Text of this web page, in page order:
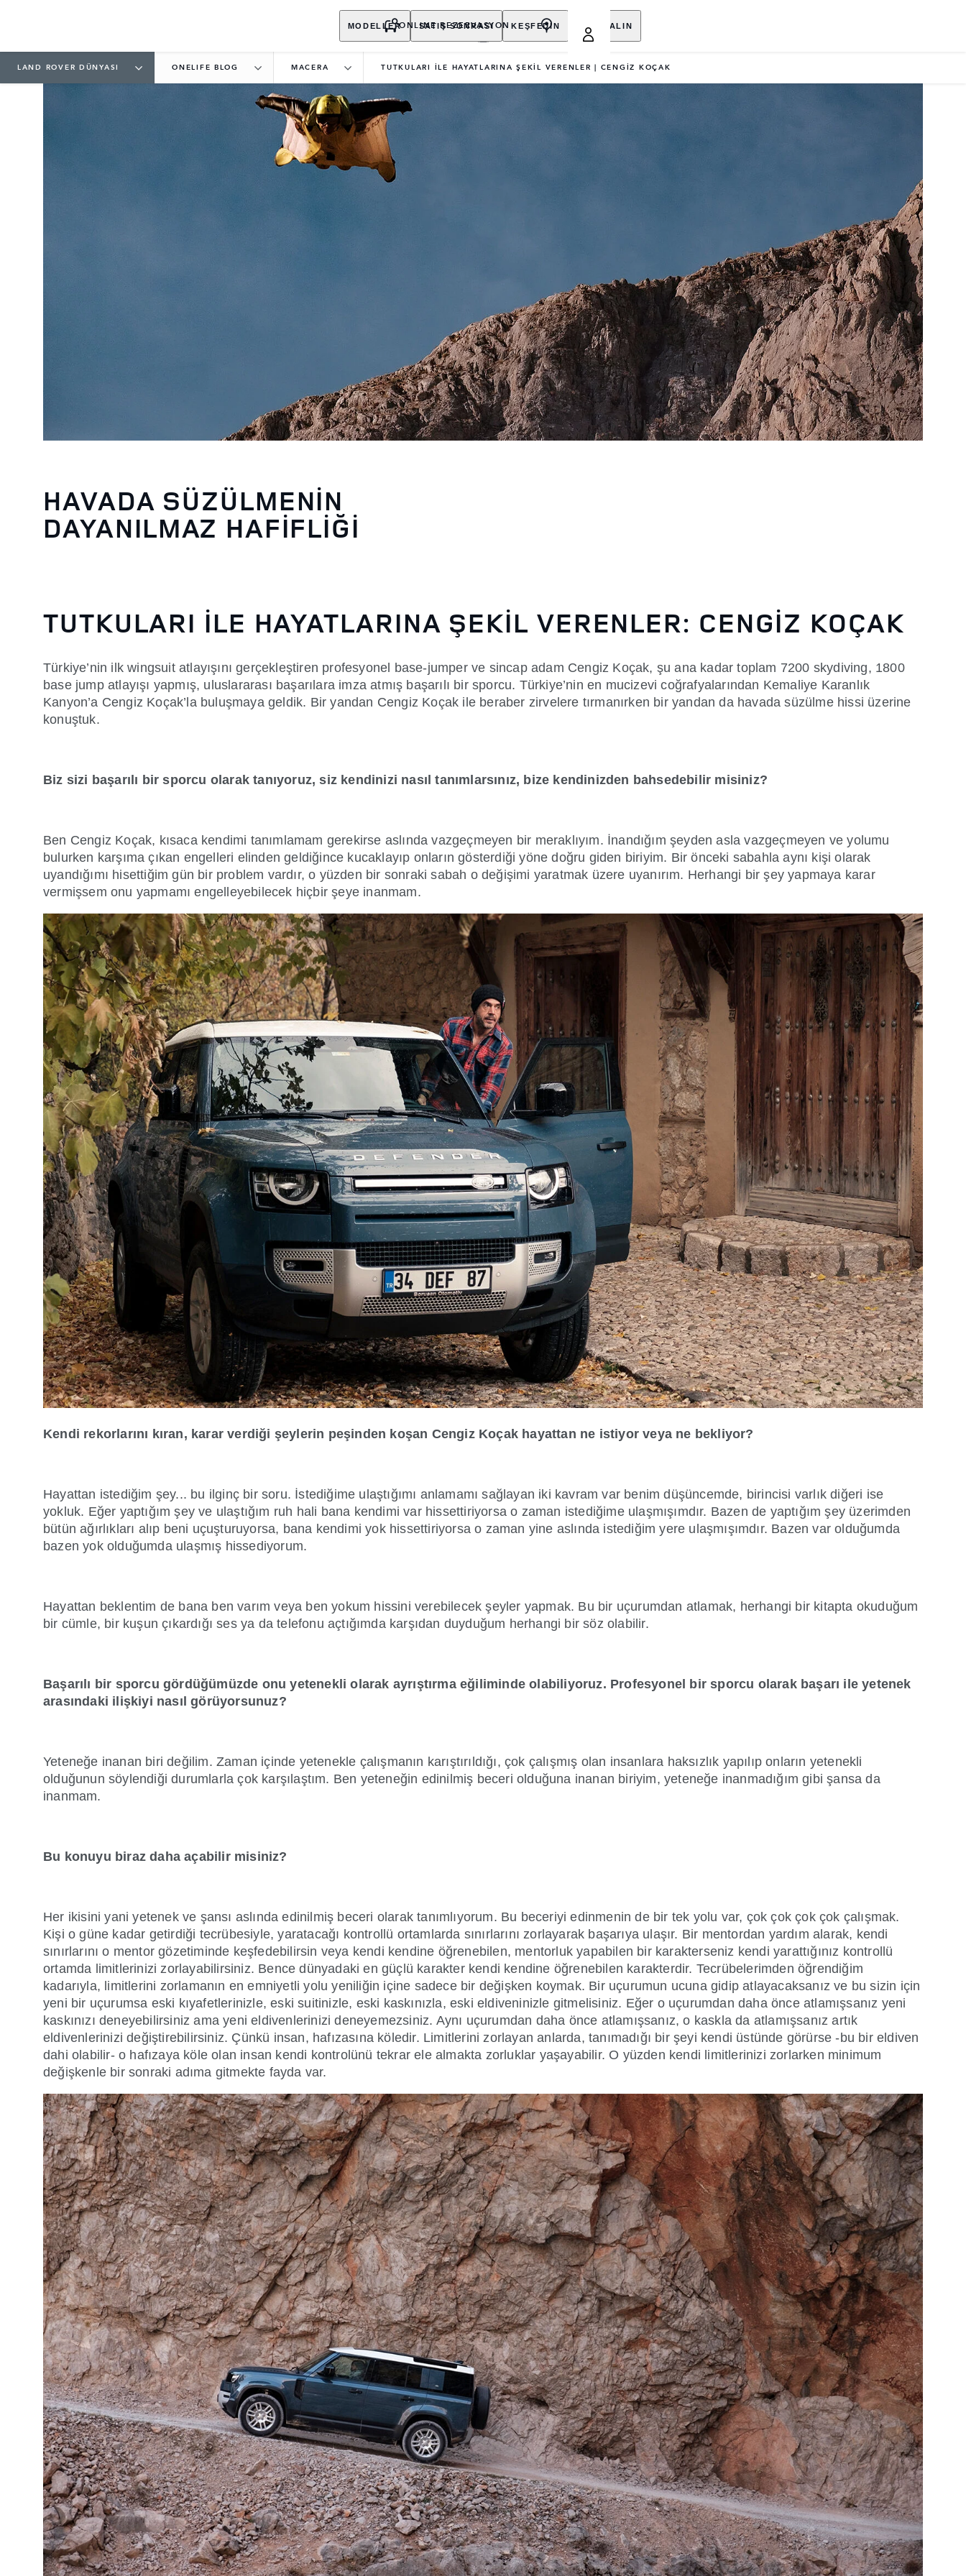
MODELLER SATIŞ SONRASI KEŞFEDİN SATIN ALIN
ONLINE REZERVASYON
LAND ROVER DÜNYASI ONELIFE BLOG MACERA TUTKULARI İLE HAYATLARINA ŞEKİL VERENLER | CENGİZ KOÇAK
HAVADA SÜZÜLMENİN
DAYANILMAZ HAFİFLİĞİ
TUTKULARI İLE HAYATLARINA ŞEKİL VERENLER: CENGİZ KOÇAK
Türkiye’nin ilk wingsuit atlayışını gerçekleştiren profesyonel base-jumper ve sincap adam Cengiz Koçak, şu ana kadar toplam 7200 skydiving, 1800
base jump atlayışı yapmış, uluslararası başarılara imza atmış başarılı bir sporcu. Türkiye’nin en mucizevi coğrafyalarından Kemaliye Karanlık
Kanyon’a Cengiz Koçak’la buluşmaya geldik. Bir yandan Cengiz Koçak ile beraber zirvelere tırmanırken bir yandan da havada süzülme hissi üzerine
konuştuk.
Biz sizi başarılı bir sporcu olarak tanıyoruz, siz kendinizi nasıl tanımlarsınız, bize kendinizden bahsedebilir misiniz?
Ben Cengiz Koçak, kısaca kendimi tanımlamam gerekirse aslında vazgeçmeyen bir meraklıyım. İnandığım şeyden asla vazgeçmeyen ve yolumu
bulurken karşıma çıkan engelleri elinden geldiğince kucaklayıp onların gösterdiği yöne doğru giden biriyim. Bir önceki sabahla aynı kişi olarak
uyandığımı hisettiğim gün bir problem vardır, o yüzden bir sonraki sabah o değişimi yaratmak üzere uyanırım. Herhangi bir şey yapmaya karar
vermişsem onu yapmamı engelleyebilecek hiçbir şeye inanmam.
Kendi rekorlarını kıran, karar verdiği şeylerin peşinden koşan Cengiz Koçak hayattan ne istiyor veya ne bekliyor?
Hayattan istediğim şey... bu ilginç bir soru. İstediğime ulaştığımı anlamamı sağlayan iki kavram var benim düşüncemde, birincisi varlık diğeri ise
yokluk. Eğer yaptığım şey ve ulaştığım ruh hali bana kendimi var hissettiriyorsa o zaman istediğime ulaşmışımdır. Bazen de yaptığım şey üzerimden
bütün ağırlıkları alıp beni uçuşturuyorsa, bana kendimi yok hissettiriyorsa o zaman yine aslında istediğim yere ulaşmışımdır. Bazen var olduğumda
bazen yok olduğumda ulaşmış hissediyorum.
Hayattan beklentim de bana ben varım veya ben yokum hissini verebilecek şeyler yapmak. Bu bir uçurumdan atlamak, herhangi bir kitapta okuduğum
bir cümle, bir kuşun çıkardığı ses ya da telefonu açtığımda karşıdan duyduğum herhangi bir söz olabilir.
Başarılı bir sporcu gördüğümüzde onu yetenekli olarak ayrıştırma eğiliminde olabiliyoruz. Profesyonel bir sporcu olarak başarı ile yetenek
arasındaki ilişkiyi nasıl görüyorsunuz?
Yeteneğe inanan biri değilim. Zaman içinde yetenekle çalışmanın karıştırıldığı, çok çalışmış olan insanlara haksızlık yapılıp onların yetenekli
olduğunun söylendiği durumlarla çok karşılaştım. Ben yeteneğin edinilmiş beceri olduğuna inanan biriyim, yeteneğe inanmadığım gibi şansa da
inanmam.
Bu konuyu biraz daha açabilir misiniz?
Her ikisini yani yetenek ve şansı aslında edinilmiş beceri olarak tanımlıyorum. Bu beceriyi edinmenin de bir tek yolu var, çok çok çok çok çalışmak.
Kişi o güne kadar getirdiği tecrübesiyle, yaratacağı kontrollü ortamlarda sınırlarını zorlayarak başarıya ulaşır. Bir mentordan yardım alarak, kendi
sınırlarını o mentor gözetiminde keşfedebilirsin veya kendi kendine öğrenebilen, mentorluk yapabilen bir karakterseniz kendi yarattığınız kontrollü
ortamda limitlerinizi zorlayabilirsiniz. Bence dünyadaki en güçlü karakter kendi kendine öğrenebilen karakterdir. Tecrübelerimden öğrendiğim
kadarıyla, limitlerini zorlamanın en emniyetli yolu yeniliğin içine sadece bir değişken koymak. Bir uçurumun ucuna gidip atlayacaksanız ve bu sizin için
yeni bir uçurumsa eski kıyafetlerinizle, eski suitinizle, eski kaskınızla, eski eldiveninizle gitmelisiniz. Eğer o uçurumdan daha önce atlamışsanız yeni
kaskınızı deneyebilirsiniz ama yeni eldivenlerinizi deneyemezsiniz. Aynı uçurumdan daha önce atlamışsanız, o kaskla da atlamışsanız artık
eldivenlerinizi değiştirebilirsiniz. Çünkü insan, hafızasına köledir. Limitlerini zorlayan anlarda, tanımadığı bir şeyi kendi üstünde görürse -bu bir eldiven
dahi olabilir- o hafızaya köle olan insan kendi kontrolünü tekrar ele almakta zorluklar yaşayabilir. O yüzden kendi limitlerinizi zorlarken minimum
değişkenle bir sonraki adıma gitmekte fayda var.